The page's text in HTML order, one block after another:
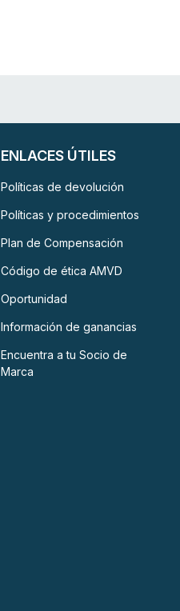
ENLACES ÚTILES
Políticas de devolución
Políticas y procedimientos
Plan de Compensación
Código de ética AMVD
Oportunidad
Información de ganancias
Encuentra a tu Socio de
Marca